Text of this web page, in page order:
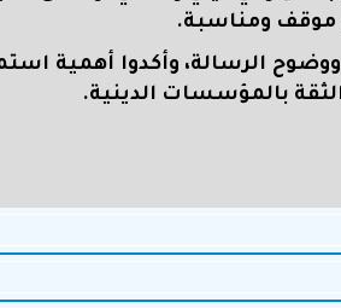
موقف ومناسبة.
الرسالة، وأكدوا أهمية
بالمؤسسات الدينية.